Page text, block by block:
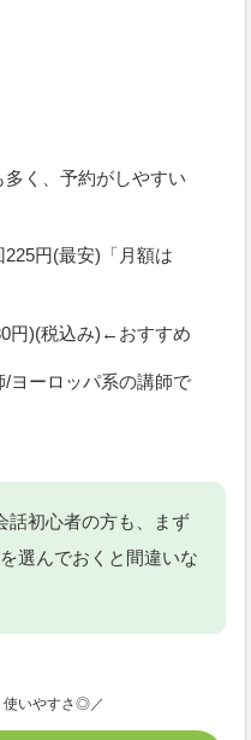
く、予約がしやすい
円(最安)「月額は
円)(税込み)←おすすめ
ヨーロッパ系の講師で
話初心者の方も、まず
選んでおくと間違いな
使いやすさ◎／